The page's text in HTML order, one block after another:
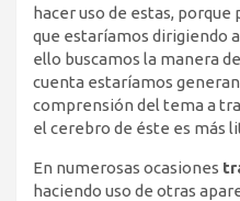
hacer uso de estas,
que estaríamos dirigiendo
ello buscamos la manera
cuenta estaríamos
comprensión del tema a
el cerebro de éste es más
En numerosas ocasiones
haciendo uso de otras